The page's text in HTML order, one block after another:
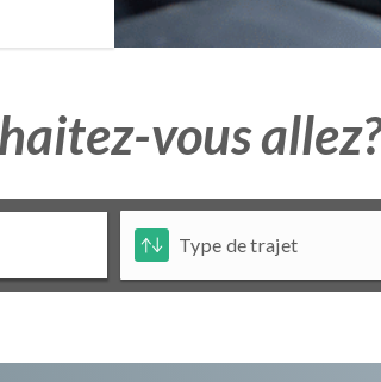
vous allez?